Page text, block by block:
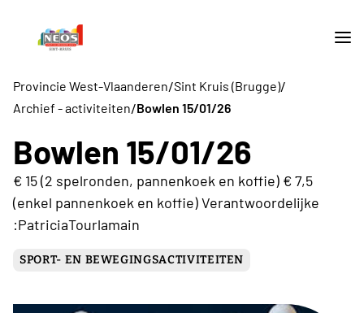
Provincie West-Vlaanderen/Sint Kruis (Brugge)/
Archief - activiteiten/Bowlen 15/01/26
Bowlen 15/01/26
€ 15 (2 spelronden, pannenkoek en koffie) € 7,5
(enkel pannenkoek en koffie) Verantwoordelijke
:PatriciaTourlamain
SPORT- EN BEWEGINGSACTIVITEITEN